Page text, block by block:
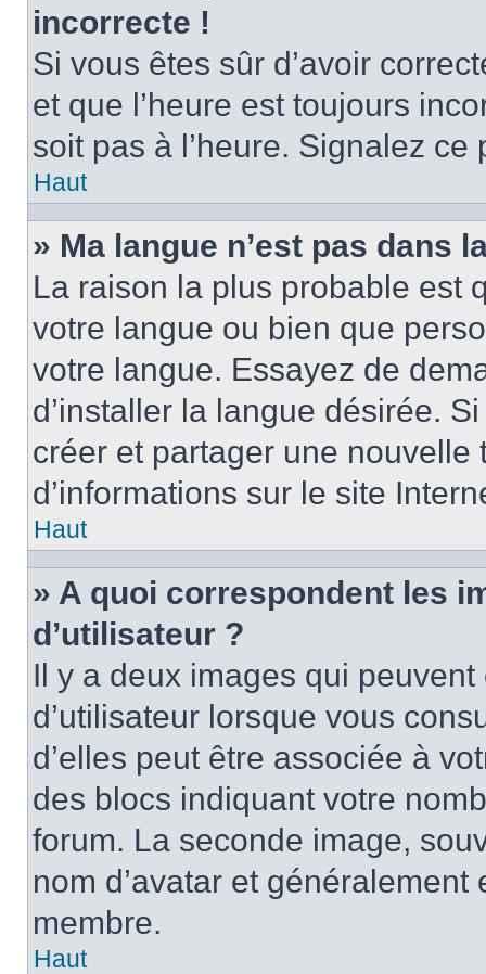
incorrecte !
Si vous êtes sûr d’avoir
et que l’heure est toujours
soit pas à l’heure. Signalez
Haut
» Ma langue n’est pas dans
La raison la plus probable est
votre langue ou bien que
votre langue. Essayez de
d’installer la langue désirée.
créer et partager une
d’informations sur le site
Haut
» A quoi correspondent les
d’utilisateur ?
Il y a deux images qui
d’utilisateur lorsque vous
d’elles peut être associée à
des blocs indiquant votre
forum. La seconde image,
nom d’avatar et
membre.
Haut